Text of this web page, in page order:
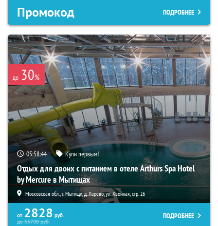
Промокод ПОДРОБНЕЕ
до 30%
05:58:43 Купи первым!
Отдых для двоих с питанием в отеле Arthurs Spa Hotel
by Mercure в Мытищах
Московская обл., г. Мытищи, д. Ларево, ул. Хвойная, стр. 26
от 2828 руб.
до65700руб.
ПОДРОБНЕЕ